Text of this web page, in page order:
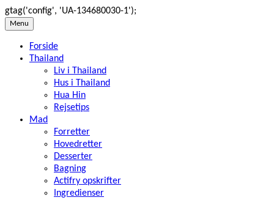
gtag('config', 'UA-134680030-1');
Skip
content
Menu
Forside
Thailand
Liv i Thailand
Hus i Thailand
Hua Hin
Rejsetips
Mad
Forretter
Hovedretter
Desserter
Bagning
Actifry opskrifter
Ingredienser